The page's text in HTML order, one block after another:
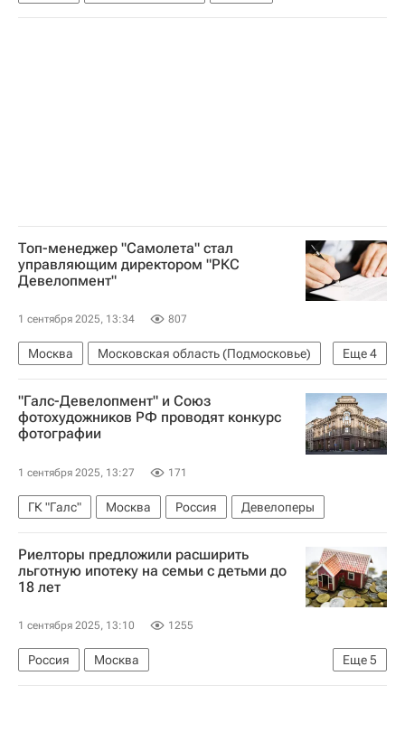
Топ-менеджер "Самолета" стал
управляющим директором "РКС
Девелопмент"
1 сентября 2025, 13:34 807
Еще4
Москва
Московская область (Подмосковье)
Газпром
ЕвроХим
Отставки и назначения - Новости
Девелоперы
"Галс-Девелопмент" и Союз
фотохудожников РФ проводят конкурс
фотографии
1 сентября 2025, 13:27 171
ГК "Галс" Москва Россия Девелоперы
Риелторы предложили расширить
льготную ипотеку на семьи с детьми до
18 лет
1 сентября 2025, 13:10 1255
Еще5
Россия
Москва
Московская область (Подмосковье)